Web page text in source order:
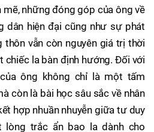
những đóng góp của ông về
dân hiện đại cũng như sự phát
thôn vẫn còn nguyên giá trị thời
la bàn định hướng. Đối với
ông không chỉ là một tấm
còn là bài học sâu sắc về nhân
hợp nhuần nhuyễn giữa tư duy
lòng trắc ẩn bao la dành cho